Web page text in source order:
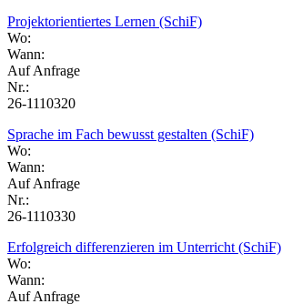
Projektorientiertes Lernen (SchiF)
Wo:
Wann:
Auf Anfrage
Nr.:
26-1110320
Sprache im Fach bewusst gestalten (SchiF)
Wo:
Wann:
Auf Anfrage
Nr.:
26-1110330
Erfolgreich differenzieren im Unterricht (SchiF)
Wo:
Wann:
Auf Anfrage